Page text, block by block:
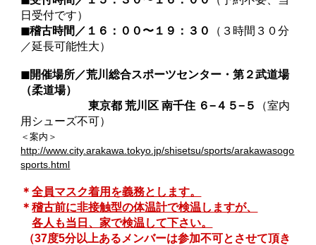
日受付です）
◼︎稽古時間／１６：００〜１９：３０
（３時間３０分
／延長可能性大）
◼︎開催場所／荒川総合スポーツセンター・第２武道場
（柔道場）
東京都 荒川区 南千住 ６−４５−５
（室内
用シューズ不可）
＜案内＞
http://www.city.arakawa.tokyo.jp/shisetsu/sports/arakawasogo
sports.html
＊全員マスク着用を義務とします。
＊稽古前に非接触型の体温計で検温しますが、
各人も当日、家で検温して下さい。
（37度5分以上あるメンバーは参加不可とさせて頂き